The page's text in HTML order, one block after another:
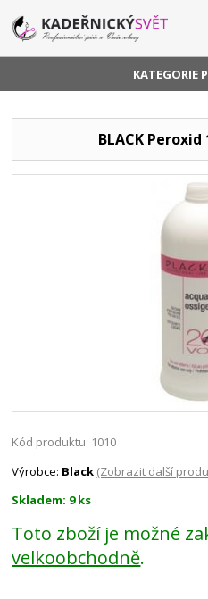
KATEGORIE
BLACK
Kód produktu: 1010
Výrobce: Black (Zobrazit další
Skladem: 9 ks
Toto zboží je možné
velkoobchodně.